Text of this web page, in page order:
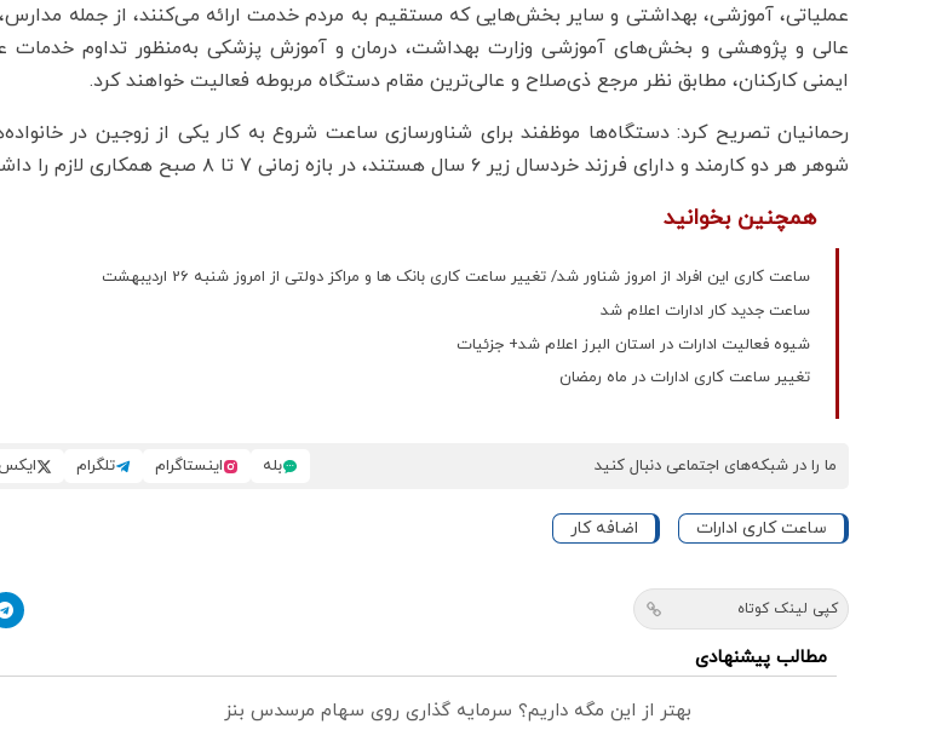
عملیاتی، آموزشی، بهداشتی و سایر بخش‌هایی که مستقیم به مردم خدمت ارائه می‌کنند، از جمله
عالی و پژوهشی و بخش‌های آموزشی وزارت بهداشت، درمان و آموزش پزشکی به‌منظور تداوم خدمات
ایمنی کارکنان، مطابق نظر مرجع ذی‌صلاح و عالی‌ترین مقام دستگاه مربوطه فعالیت خواهند کرد.
رحمانیان تصریح کرد: دستگاه‌ها موظفند برای شناورسازی ساعت شروع به کار یکی از زوجین در
شوهر هر دو کارمند و دارای فرزند خردسال زیر ۶ سال هستند، در بازه زمانی ۷ تا ۸ صبح همکاری لازم را داشته باشند.
همچنین بخوانید
ساعت کاری این افراد از امروز شناور شد/ تغییر ساعت کاری بانک ها و مراکز دولتی از امروز شنبه 26 اردیبهشت
ساعت جدید کار ادارات اعلام شد
شیوه فعالیت ادارات در استان البرز اعلام شد+ جزئیات
تغییر ساعت کاری ادارات در ماه رمضان
ما را در شبکه‌های اجتماعی دنبال کنید بله اینستاگرام تلگرام
ساعت کاری ادارات اضافه کار
کپی لینک کوتاه
مطالب پیشنهادی
بهتر از این مگه داریم؟ سرمایه گذاری روی سهام مرسدس بنز